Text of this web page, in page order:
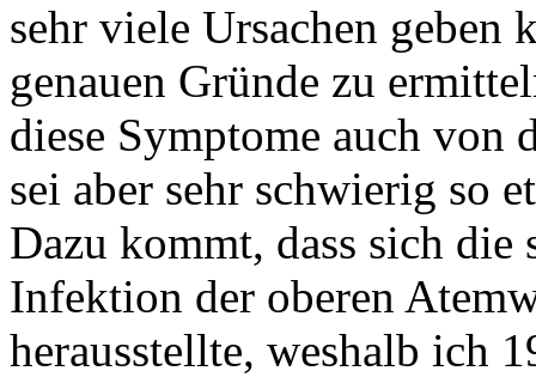
sehr viele Ursachen geben
genauen Gründe zu
diese Symptome auch von
sei aber sehr schwierig so
Dazu kommt, dass sich die
Infektion der oberen
herausstellte, weshalb ich